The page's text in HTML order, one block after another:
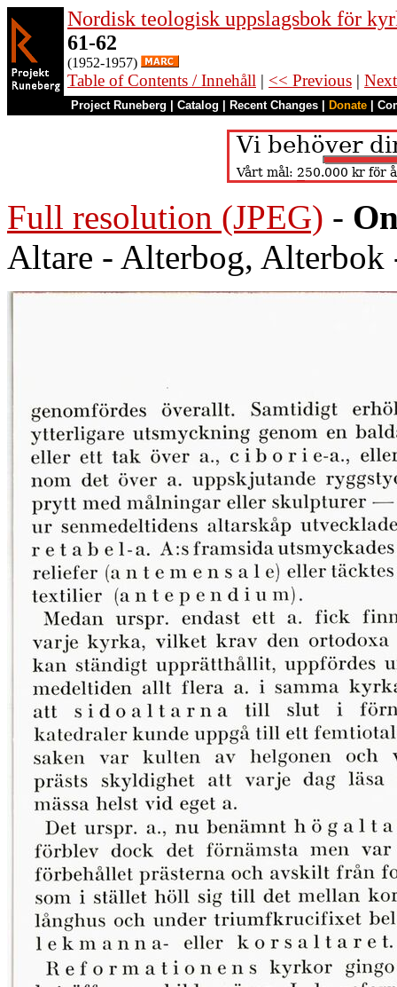
Nordisk teologisk uppslagsbok för
61-62
(1952-1957)
Table of Contents / Innehåll | << Previous |
Project Runeberg Catalog Recent Changes Donate
Full resolution (JPEG) -
Altare - Alterbog, Alterbok